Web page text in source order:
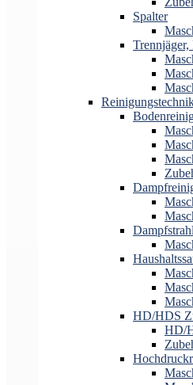
Spalter
HD/HDS
HD/